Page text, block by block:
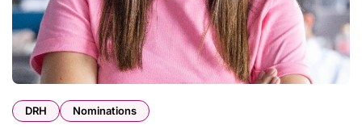
DRH Nominations